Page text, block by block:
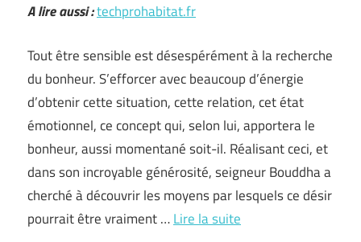
A lire aussi :techprohabitat.fr
Tout être sensible est désespérément à la recherche
du bonheur. S’efforcer avec beaucoup d’énergie
d’obtenir cette situation, cette relation, cet état
émotionnel, ce concept qui, selon lui, apportera le
bonheur, aussi momentané soit-il. Réalisant ceci, et
dans son incroyable générosité, seigneur Bouddha a
cherché à découvrir les moyens par lesquels ce désir
pourrait être vraiment …Lire la suite